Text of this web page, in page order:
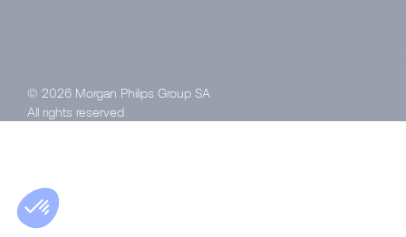
© 2026 Morgan Philips Group SA
All rights reserved